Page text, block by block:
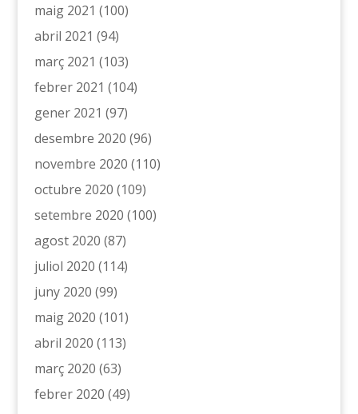
maig 2021 (100)
abril 2021 (94)
març 2021 (103)
febrer 2021 (104)
gener 2021 (97)
desembre 2020 (96)
novembre 2020 (110)
octubre 2020 (109)
setembre 2020 (100)
agost 2020 (87)
juliol 2020 (114)
juny 2020 (99)
maig 2020 (101)
abril 2020 (113)
març 2020 (63)
febrer 2020 (49)